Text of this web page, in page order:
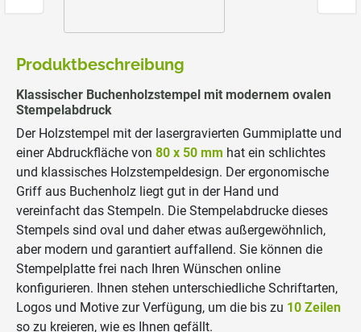
Produktbeschreibung
Klassischer Buchenholzstempel mit modernem ovalen
Stempelabdruck
Der Holzstempel mit der lasergravierten Gummiplatte und
einer Abdruckfläche von 80 x 50 mm hat ein schlichtes
und klassisches Holzstempeldesign. Der ergonomische
Griff aus Buchenholz liegt gut in der Hand und
vereinfacht das Stempeln. Die Stempelabdrucke dieses
Stempels sind oval und daher etwas außergewöhnlich,
aber modern und garantiert auffallend. Sie können die
Stempelplatte frei nach Ihren Wünschen online
konfigurieren. Ihnen stehen unterschiedliche Schriftarten,
Logos und Motive zur Verfügung, um die bis zu 10 Zeilen
so zu kreieren, wie es Ihnen gefällt.